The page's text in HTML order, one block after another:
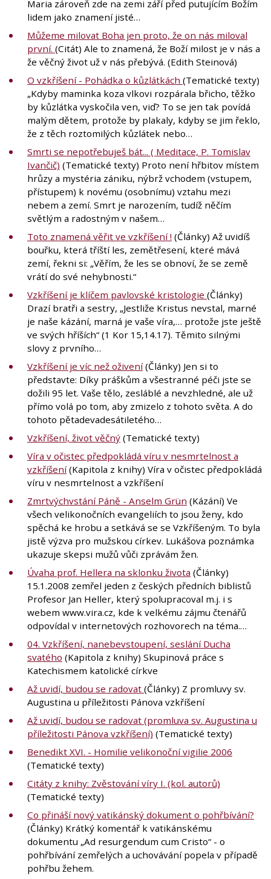
Maria zároveň zde na zemi září před putujícím Božím
lidem jako znamení jisté…
Můžeme milovat Boha jen proto, že on nás miloval
první. (Citát) Ale to znamená, že Boží milost je v nás a
že věčný život už v nás přebývá. (Edith Steinová)
O vzkříšení - Pohádka o kůzlátkách (Tematické texty)
„Kdyby maminka koza vlkovi rozpárala břicho, těžko
by kůzlátka vyskočila ven, viď? To se jen tak povídá
malým dětem, protože by plakaly, kdyby se jim řeklo,
že z těch roztomilých kůzlátek nebo…
Smrti se nepotřebuješ bát... ( Meditace, P. Tomislav
Ivančič) (Tematické texty) Proto není hřbitov místem
hrůzy a mystéria zániku, nýbrž vchodem (vstupem,
přístupem) k novému (osobnímu) vztahu mezi
nebem a zemí. Smrt je narozením, tudíž něčím
světlým a radostným v našem…
Toto znamená věřit ve vzkříšení ! (Články) Až uvidíš
bouřku, která tříští les, zemětřesení, které mává
zemí, řekni si: „Věřím, že les se obnoví, že se země
vrátí do své nehybnosti.“
Vzkříšení je klíčem pavlovské kristologie (Články)
Drazí bratři a sestry, „Jestliže Kristus nevstal, marné
je naše kázání, marná je vaše víra,… protože jste ještě
ve svých hříších“ (1 Kor 15,14.17). Těmito silnými
slovy z prvního…
Vzkříšení je víc než oživení(Články) Jen si to
představte: Díky práškům a všestranné péči jste se
dožili 95 let. Vaše tělo, zesláblé a nevzhledné, ale už
přímo volá po tom, aby zmizelo z tohoto světa. A do
tohoto pětadevadesátiletého…
Vzkříšení, život věčný (Tematické texty)
Víra v očistec předpokládá víru v nesmrtelnost a
vzkříšení(Kapitola z knihy) Víra v očistec předpokládá
víru v nesmrtelnost a vzkříšení
Zmrtvýchvstání Páně - Anselm Grün (Kázání) Ve
všech velikonočních evangeliích to jsou ženy, kdo
spěchá ke hrobu a setkává se se Vzkříšeným. To byla
jistě výzva pro mužskou církev. Lukášova poznámka
ukazuje skepsi mužů vůči zprávám žen.
Úvaha prof. Hellera na sklonku života (Články)
15.1.2008 zemřel jeden z českých předních biblistů
Profesor Jan Heller, který spolupracoval m.j. i s
webem www.vira.cz, kde k velkému zájmu čtenářů
odpovídal v internetových rozhovorech na téma.…
04. Vzkříšení, nanebevstoupení, seslání Ducha
svatého (Kapitola z knihy) Skupinová práce s
Katechismem katolické církve
Až uvidí, budou se radovat (Články) Z promluvy sv.
Augustina u příležitosti Pánova vzkříšení
Až uvidí, budou se radovat (promluva sv. Augustina u
příležitosti Pánova vzkříšení) (Tematické texty)
Benedikt XVI. - Homilie velikonoční vigilie 2006
(Tematické texty)
Citáty z knihy: Zvěstování víry I. (kol. autorů)
(Tematické texty)
Co přináší nový vatikánský dokument o pohřbívání?
(Články) Krátký komentář k vatikánskému
dokumentu „Ad resurgendum cum Cristo“ - o
pohřbívání zemřelých a uchovávání popela v případě
pohřbu žehem.